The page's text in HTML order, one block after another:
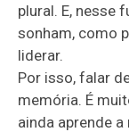
plural. E, nesse
sonham, como
liderar.
Por isso, falar
memória. É
ainda aprende